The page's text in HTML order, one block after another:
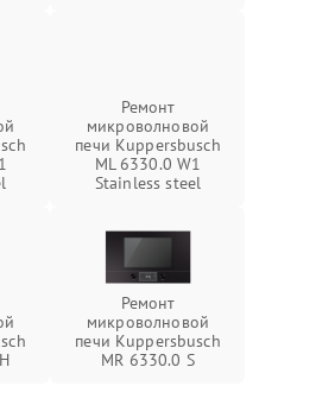
Ремонт
микроволновой
печи Kuppersbusch
ML 6330.0 W1
Stainless steel
Ремонт
микроволновой
печи Kuppersbusch
MR 6330.0 S